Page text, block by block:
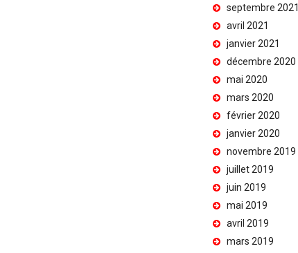
septembre 2021
avril 2021
janvier 2021
décembre 2020
mai 2020
mars 2020
février 2020
janvier 2020
novembre 2019
juillet 2019
juin 2019
mai 2019
avril 2019
mars 2019